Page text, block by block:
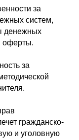
за
систем,
денежных
оферты.
за
гражданско-
и уголовную